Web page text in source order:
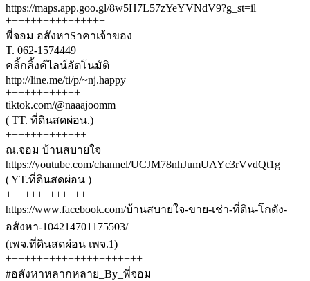
https://maps.app.goo.gl/8w5H7L57zYeYVNdV9?g_st=il
++++++++++++++++
พี่จอม อสังหาSาคาเจ้าของ
T. 062-1574449
คลิ้กลิ้งค์ไลน์อัตโนมัติ
http://line.me/ti/p/~nj.happy
++++++++++++
tiktok.com/@naaajoomm
( TT. ที่ดินสดผ่อน.)
+++++++++++++
ณ.จอม บ้านสบายใจ
https://youtube.com/channel/UCJM78nhJumUAYc3rVvdQt1g
( YT.ที่ดินสดผ่อน )
+++++++++++++
https://www.facebook.com/บ้านสบายใจ-ขาย-เช่า-ที่ดิน-โกดัง-
อสังหา-104214701175503/
(เพจ.ที่ดินสดผ่อน เพจ.1)
++++++++++++++++++++++
#อสังหาหลากหลาย_By_พี่จอม